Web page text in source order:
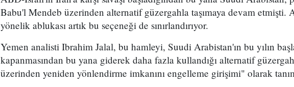
Babu'l Mendeb üzerinden alternatif güzergahla taşımaya devam etmişti.
yönelik ablukası artık bu seçeneği de sınırlandırıyor.
Yemen analisti Ibrahim Jalal, bu hamleyi, Suudi Arabistan'ın bu yılın
kapanmasından bu yana giderek daha fazla kullandığı alternatif
üzerinden yeniden yönlendirme imkanını engelleme girişimi" olarak